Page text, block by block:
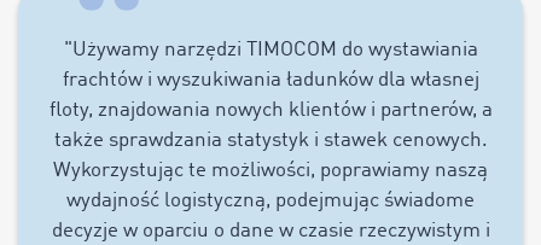
"Używamy narzędzi TIMOCOM do wystawiania
frachtów i wyszukiwania ładunków dla własnej
floty, znajdowania nowych klientów i partnerów, a
także sprawdzania statystyk i stawek cenowych.
Wykorzystując te możliwości, poprawiamy naszą
wydajność logistyczną, podejmując świadome
decyzje w oparciu o dane w czasie rzeczywistym i